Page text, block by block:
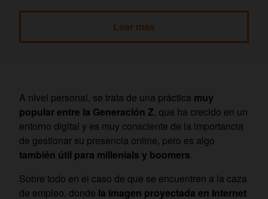
Leer más
A nivel personal, se trata de una práctica muy
popular entre la Generación Z, que ha crecido en un
entorno digital y es muy consciente de la importancia
de gestionar su presencia online, pero es algo
también útil para millenials y boomers.
Sobre todo en el caso de que se encuentren a la caza
de empleo, donde la imagen proyectada en Internet